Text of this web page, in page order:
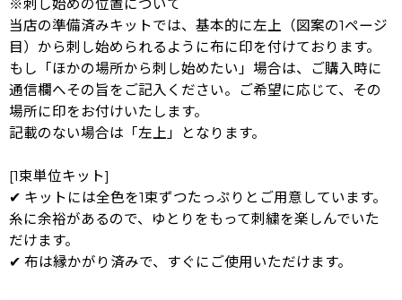
※刺し始めの位置について
当店の準備済みキットでは、基本的に左上（図案の1ページ
目）から刺し始められるように布に印を付けております。
もし「ほかの場所から刺し始めたい」場合は、ご購入時に
通信欄へその旨をご記入ください。ご希望に応じて、その
場所に印をお付けいたします。
記載のない場合は「左上」となります。
[1束単位キット]
✔ キットには全色を1束ずつたっぷりとご用意しています。
糸に余裕があるので、ゆとりをもって刺繍を楽しんでいた
だけます。
✔ 布は縁かがり済みで、すぐにご使用いただけます。